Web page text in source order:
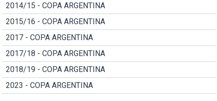
2014/15 - COPA ARGENTINA
2015/16 - COPA ARGENTINA
2017 - COPA ARGENTINA
2017/18 - COPA ARGENTINA
2018/19 - COPA ARGENTINA
2023 - COPA ARGENTINA